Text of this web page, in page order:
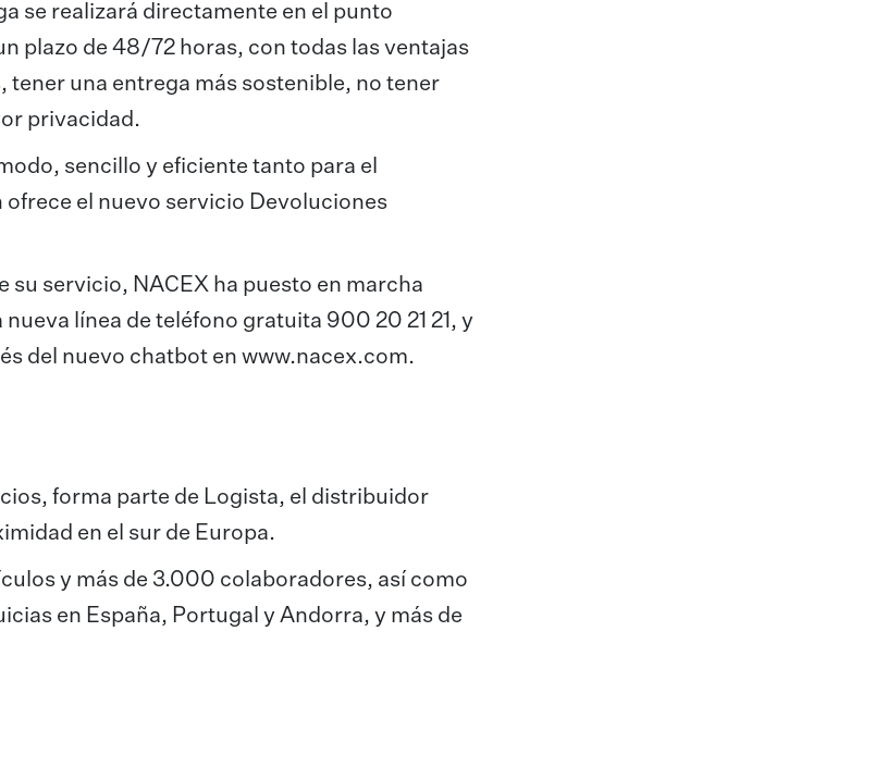
se realizará directamente en el punto
plazo de 48/72 horas, con todas las ventajas
una entrega más sostenible, no tener
privacidad.
sencillo y eficiente tanto para el
el nuevo servicio Devoluciones
su servicio, NACEX ha puesto en marcha
línea de teléfono gratuita 900 20 21 21, y
del nuevo chatbot en www.nacex.com.
forma parte de Logista, el distribuidor
en el sur de Europa.
y más de 3.000 colaboradores, así como
en España, Portugal y Andorra, y más de